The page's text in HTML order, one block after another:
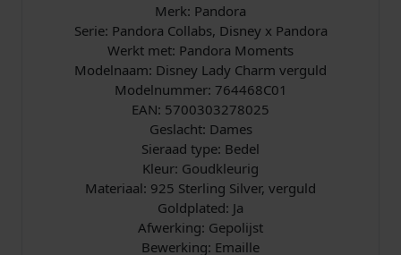
a
a
n
t
a
Merk: Pandora
Serie: Pandora Collabs, Disney x Pandora
Werkt met: Pandora Moments
Modelnaam: Disney Lady Charm verguld
Modelnummer: 764468C01
EAN: 5700303278025
Geslacht: Dames
Sieraad type: Bedel
Kleur: Goudkleurig
Materiaal: 925 Sterling Silver, verguld
Goldplated: Ja
Afwerking: Gepolijst
Bewerking: Emaille